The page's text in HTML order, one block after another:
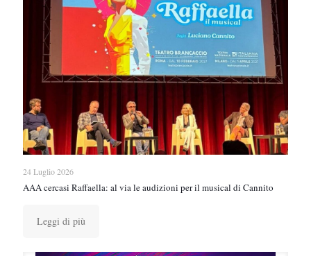
24 Luglio 2026
AAA cercasi Raffaella: al via le audizioni per il musical di Cannito
Leggi di più